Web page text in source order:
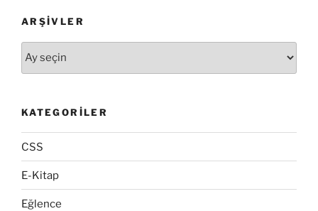
ARŞIVLER
KATEGORILER
CSS
E-Kitap
Eğlence